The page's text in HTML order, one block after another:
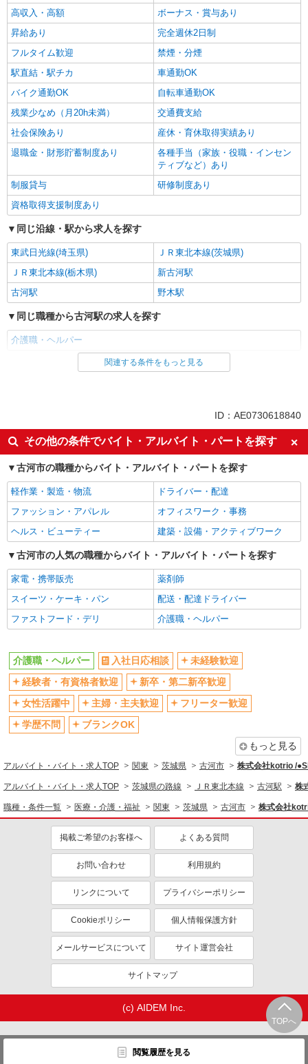
高収入・高額
ボーナス・賞与あり
昇給あり
完全週休2日制
フルタイム歓迎
禁煙・分煙
駅直結・駅チカ
車通勤OK
バイク通勤OK
自転車通勤OK
残業少なめ（月20h未満）
交通費支給
社会保険あり
産休・育休取得実績あり
退職金・財形貯蓄制度あり
各種手当（家族・役職・インセン
ティブなど）あり
制服貸与
研修制度あり
資格取得支援制度あり
同じ沿線・駅から求人を探す
東武日光線(埼玉県)
ＪＲ東北本線(茨城県)
ＪＲ東北本線(栃木県)
新古河駅
古河駅
野木駅
同じ職種から古河駅の求人を探す
介護職・ヘルパー
同じ雇用形態から古河駅の求人を探す
入社日応相談
未経験歓迎
経験者・有資格者歓迎
新卒・第二新卒歓迎
女性活躍中
主婦・主夫歓迎
フリーター歓迎
学歴不問
ブランクOK
ミドル（40代～）活躍中
エルダー（50代～）活躍中
シニア（60代～）活躍中
高収入・高額
ボーナス・賞与あり
昇給あり
完全週休2日制
フルタイム歓迎
禁煙・分煙
駅直結・駅チカ
車通勤OK
残業少なめ（月20h未満）
交通費支給
社会保険あり
産休・育休取得実績あり
退職金・財形貯蓄制度あり
各種手当（家族・役職・インセン
ティブなど）あり
制服貸与
同じ職種から求人を探す
介護職・ヘルパー
同じ特徴から求人を探す
ミドル（40代～）活躍中
ボーナス・賞与あり
車通勤OK
交通費支給
社会保険あり
産休・育休取得実績あり
関連する条件をもっと見る
ID：AE0730618840
その他の条件でバイト・アルバイト・パートを探す
古河市の職種からバイト・アルバイト・パートを探す
軽作業・製造・物流
ドライバー・配達
ファッション・アパレル
オフィスワーク・事務
ヘルス・ビューティー
建築・設備・アクティブワーク
古河市の人気の職種からバイト・アルバイト・パートを探す
家電・携帯販売
薬剤師
スイーツ・ケーキ・パン
配送・配達ドライバー
ファストフード・デリ
介護職・ヘルパー
TOPへ
閲覧履歴を見る
介護職・ヘルパー 入社日応相談
未経験歓迎
経験者・有資格者歓迎
新卒・第二新卒歓迎
女性活躍中
主婦・主夫歓迎
フリーター歓迎
学歴不問
ブランクOK
もっと見る
アルバイト・バイト・求人TOP 関東 茨城県 古河市 株式会社kotrio /
アルバイト・バイト・求人TOP 茨城県の路線 ＪＲ東北本線 古河駅 株
職種・条件一覧 医療・介護・福祉 関東 茨城県 古河市 株式会社
掲載ご希望のお客様へ よくある質問
お問い合わせ 利用規約
リンクについて プライバシーポリシー
Cookieポリシー 個人情報保護方針
メールサービスについて サイト運営会社
サイトマップ
(c) AIDEM Inc.